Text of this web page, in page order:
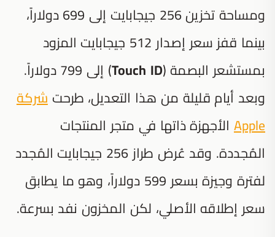
ومساحة تخزين 256 جيجابايت إلى 699 دولاراً،
بينما قفز سعر إصدار 512 جيجابايت المزود
بمستشعر البصمة (Touch ID
) إلى 799 دولاراً.
وبعد أيام قليلة من هذا التعديل، طرحتشركة
Apple الأجهزة ذاتها في متجر المنتجات
المُجددة. وقد عُرض طراز 256 جيجابايت المُجدد
لفترة وجيزة بسعر 599 دولاراً، وهو ما يطابق
سعر إطلاقه الأصلي، لكن المخزون نفد بسرعة.